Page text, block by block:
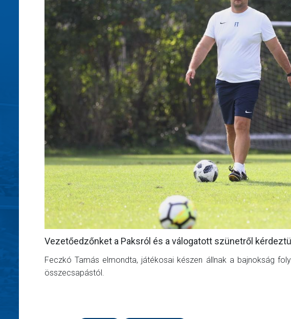
Vezetőedzőnket a Paksról és a válogatott szünetről
Feczkó Tamás elmondta, játékosai készen állnak a bajnokság
összecsapástól.